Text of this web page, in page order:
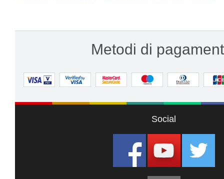
Metodi di
Social